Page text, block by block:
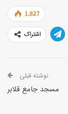
1,827
اشتراک
نوشته قبلی
مسجد جامع قلابر